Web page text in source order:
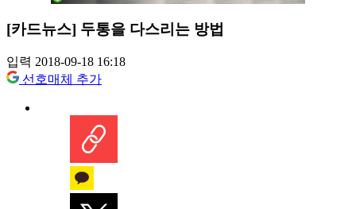
[카드뉴스] 두통을 다스리는 방법
입력 2018-09-18 16:18
선호매체 추가